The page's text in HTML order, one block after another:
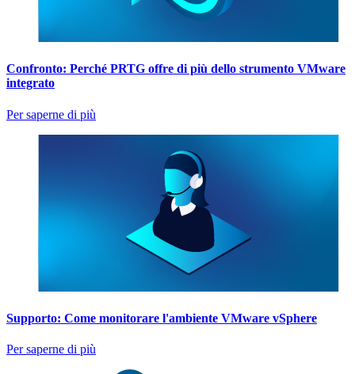
Confronto: Perché PRTG offre di più dello strumento VMware
integrato
Per saperne di più
Supporto: Come monitorare l'ambiente VMware vSphere
Per saperne di più